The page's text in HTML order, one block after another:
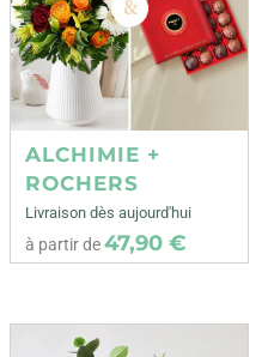
ALCHIMIE +
ROCHERS
Livraison dès aujourd'hui
à partir de47,90 €